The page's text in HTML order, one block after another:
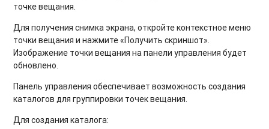
точке вещания.
Дляполучения снимка экрана, откройте контекстное меню
точки вещания и нажмите «Получить скриншот».
Изображение точки вещания на панели управления будет
обновлено.
Панель управления обеспечивает возможность создания
каталогов для группировки точек вещания.
Длясоздания каталога: